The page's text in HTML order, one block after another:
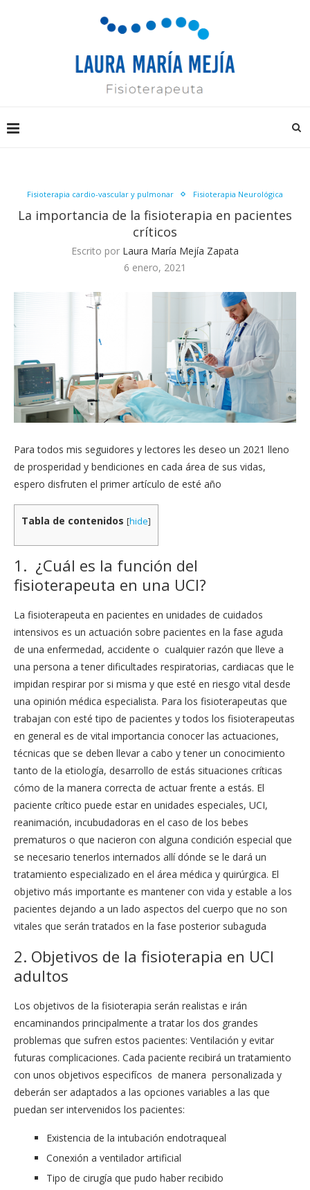
Fisioterapia cardio-vascular y pulmonar Fisioterapia Neurológica
La importancia de la fisioterapia en pacientes
críticos
Escrito por Laura María Mejía Zapata
6 enero, 2021
Para todos mis seguidores y lectores les deseo un 2021 lleno
de prosperidad y bendiciones en cada área de sus vidas,
espero disfruten el primer artículo de esté año
Tabla de contenidos [hide]
1. ¿Cuál es la función del
fisioterapeuta en una UCI?
La fisioterapeuta en pacientes en unidades de cuidados
intensivos es un actuación sobre pacientes en la fase aguda
de una enfermedad, accidente o cualquier razón que lleve a
una persona a tener dificultades respiratorias, cardiacas que le
impidan respirar por si misma y que esté en riesgo vital desde
una opinión médica especialista. Para los fisioterapeutas que
trabajan con esté tipo de pacientes y todos los fisioterapeutas
en general es de vital importancia conocer las actuaciones,
técnicas que se deben llevar a cabo y tener un conocimiento
tanto de la etiología, desarrollo de estás situaciones críticas
cómo de la manera correcta de actuar frente a estás. El
paciente crítico puede estar en unidades especiales, UCI,
reanimación, incubudadoras en el caso de los bebes
prematuros o que nacieron con alguna condición especial que
se necesario tenerlos internados allí dónde se le dará un
tratamiento especializado en el área médica y quirúrgica. El
objetivo más importante es mantener con vida y estable a los
pacientes dejando a un lado aspectos del cuerpo que no son
vitales que serán tratados en la fase posterior subaguda
2. Objetivos de la fisioterapia en UCI
adultos
Los objetivos de la fisioterapia serán realistas e irán
encaminandos principalmente a tratar los dos grandes
problemas que sufren estos pacientes: Ventilación y evitar
futuras complicaciones. Cada paciente recibirá un tratamiento
con unos objetivos especifícos de manera personalizada y
deberán ser adaptados a las opciones variables a las que
puedan ser intervenidos los pacientes:
Existencia de la intubación endotraqueal
Conexión a ventilador artificial
Tipo de cirugía que pudo haber recibido